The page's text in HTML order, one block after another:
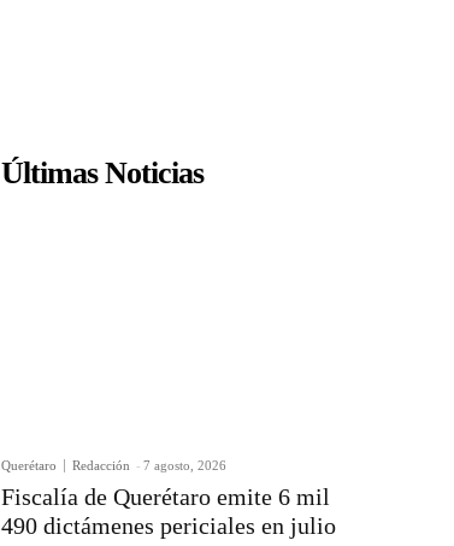
Últimas Noticias
Querétaro Redacción - 7 agosto, 2026
Fiscalía de Querétaro emite 6 mil
490 dictámenes periciales en julio